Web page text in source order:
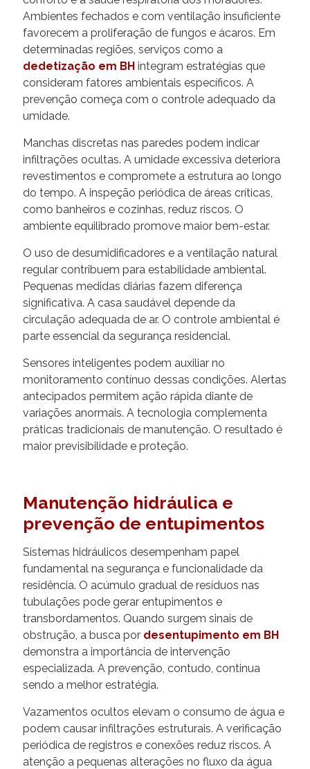
Ambientes fechados e com ventilação insuficiente
favorecem a proliferação de fungos e ácaros. Em
determinadas regiões, serviços como a
dedetização em BH integram estratégias que
consideram fatores ambientais específicos. A
prevenção começa com o controle adequado da
umidade.
Manchas discretas nas paredes podem indicar
infiltrações ocultas. A umidade excessiva deteriora
revestimentos e compromete a estrutura ao longo
do tempo. A inspeção periódica de áreas críticas,
como banheiros e cozinhas, reduz riscos. O
ambiente equilibrado promove maior bem-estar.
O uso de desumidificadores e a ventilação natural
regular contribuem para estabilidade ambiental.
Pequenas medidas diárias fazem diferença
significativa. A casa saudável depende da
circulação adequada de ar. O controle ambiental é
parte essencial da segurança residencial.
Sensores inteligentes podem auxiliar no
monitoramento contínuo dessas condições. Alertas
antecipados permitem ação rápida diante de
variações anormais. A tecnologia complementa
práticas tradicionais de manutenção. O resultado é
maior previsibilidade e proteção.
Manutenção hidráulica e
prevenção de entupimentos
Sistemas hidráulicos desempenham papel
fundamental na segurança e funcionalidade da
residência. O acúmulo gradual de resíduos nas
tubulações pode gerar entupimentos e
transbordamentos. Quando surgem sinais de
obstrução, a busca por desentupimento em BH
demonstra a importância de intervenção
especializada. A prevenção, contudo, continua
sendo a melhor estratégia.
Vazamentos ocultos elevam o consumo de água e
podem causar infiltrações estruturais. A verificação
periódica de registros e conexões reduz riscos. A
atenção a pequenas alterações no fluxo da água